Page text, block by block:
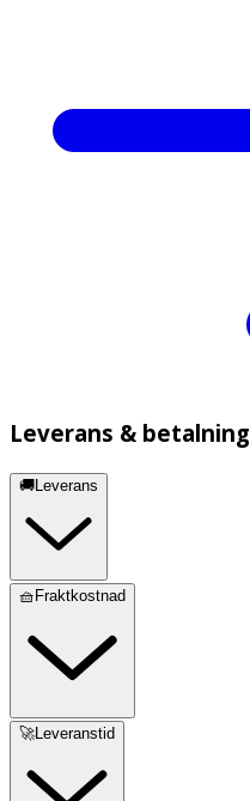
Leverans & betalning
🚚Leverans
🧺Fraktkostnad
🚀Leveranstid